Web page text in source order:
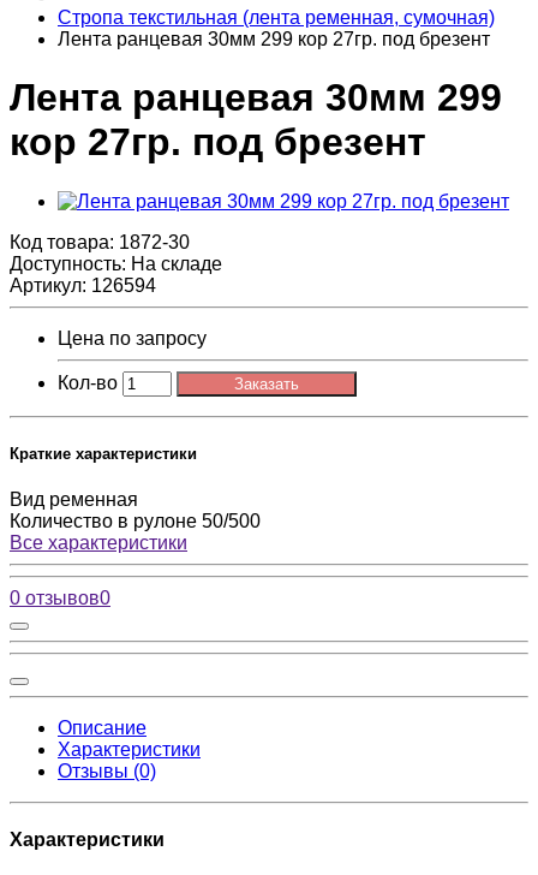
Стропа текстильная (лента ременная, сумочная)
Лента ранцевая 30мм 299 кор 27гр. под брезент
Лента ранцевая 30мм 299
кор 27гр. под брезент
Код товара: 1872-30
Доступность: На складе
Артикул: 126594
Цена по запросу
Кол-во Заказать
Краткие характеристики
Вид ременная
Количество в рулоне 50/500
Все характеристики
0 отзывов0
Описание
Характеристики
Отзывы (0)
Характеристики